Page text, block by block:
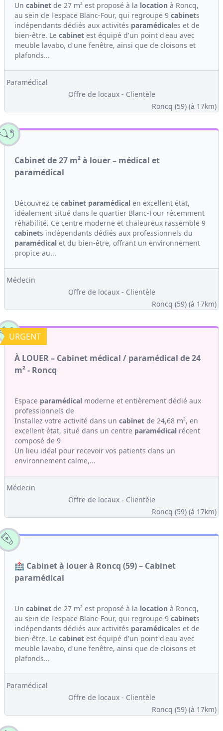
Un cabinet de 27 m² est proposé à la location à Roncq,
au sein de l'espace Blanc-Four, qui regroupe 9 cabinets
indépendants dédiés aux activités paramédicales et de
bien-être. Le cabinet est équipé d'un point d'eau avec
meuble lavabo, d'une fenêtre, ainsi que de cloisons et
plafonds...
Paramédical
Offre de locaux - Clientèle
Roncq (59) (à 17km)
Cabinet de 27 m² à louer – médical et
paramédical
Découvrez ce cabinet paramédical en excellent état,
idéalement situé dans le quartier Blanc-Four récemment
réhabilité. Ce centre moderne et chaleureux rassemble 9
cabinets indépendants dédiés aux professionnels du
paramédical et du bien-être, offrant un environnement
propice au...
Médecin
Offre de locaux - Clientèle
Roncq (59) (à 17km)
URGENT
À LOUER – Cabinet médical / paramédical de 24
m² - Roncq
Espace paramédical moderne et entièrement dédié aux
professionnels de
Installez votre activité dans un cabinet de 24,68 m², en
excellent état, situé dans un centre paramédical récent
composé de 9
Un lieu idéal pour recevoir vos patients dans un
environnement calme,...
Médecin
Offre de locaux - Clientèle
Roncq (59) (à 17km)
🏥 Cabinet à louer à Roncq (59) – Cabinet
paramédical
Un cabinet de 27 m² est proposé à la location à Roncq,
au sein de l'espace Blanc-Four, qui regroupe 9 cabinets
indépendants dédiés aux activités paramédicales et de
bien-être. Le cabinet est équipé d'un point d'eau avec
meuble lavabo, d'une fenêtre, ainsi que de cloisons et
plafonds...
Paramédical
Offre de locaux - Clientèle
Roncq (59) (à 17km)